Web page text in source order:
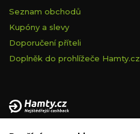
Seznam obchodů
Kupóny a slevy
Doporučení příteli
Doplněk do prohlížeče Hamty.cz